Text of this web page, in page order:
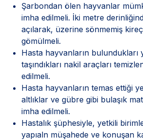
Şarbondan ölen hayvanlar
imha edilmeli. İki metre
açılarak, üzerine sönmemiş
gömülmeli.
Hasta hayvanların bulundukları
taşındıkları nakil araçları
edilmeli.
Hasta hayvanların temas ettiği
altlıklar ve gübre gibi bulaşık
imha edilmeli.
Hastalık şüphesiyle, yetkili
yapıaln müşahede ve konuşan